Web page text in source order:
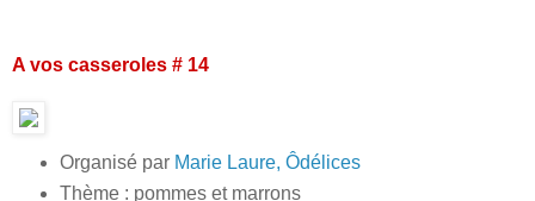
A vos casseroles # 14
Organisé par Marie Laure, Ôdélices
Thème : pommes et marrons